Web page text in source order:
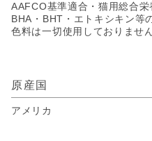
AAFCO基準適合・猫用総合栄
BHA・BHT・エトキシキン等
色料は一切使用しておりません
原産国
アメリカ